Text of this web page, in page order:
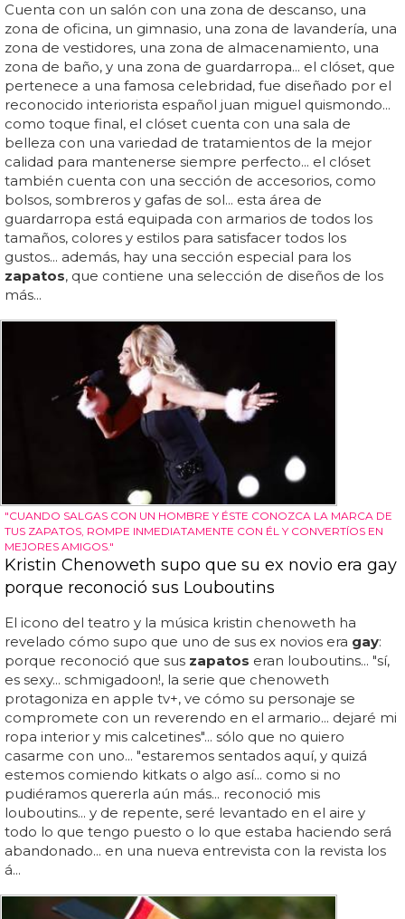
Cuenta con un salón con una zona de descanso, una
zona de oficina, un gimnasio, una zona de lavandería, una
zona de vestidores, una zona de almacenamiento, una
zona de baño, y una zona de guardarropa... el clóset, que
pertenece a una famosa celebridad, fue diseñado por el
reconocido interiorista español juan miguel quismondo...
como toque final, el clóset cuenta con una sala de
belleza con una variedad de tratamientos de la mejor
calidad para mantenerse siempre perfecto... el clóset
también cuenta con una sección de accesorios, como
bolsos, sombreros y gafas de sol... esta área de
guardarropa está equipada con armarios de todos los
tamaños, colores y estilos para satisfacer todos los
gustos... además, hay una sección especial para los
zapatos, que contiene una selección de diseños de los
más...
"CUANDO SALGAS CON UN HOMBRE Y ÉSTE CONOZCA LA MARCA DE
TUS ZAPATOS, ROMPE INMEDIATAMENTE CON ÉL Y CONVERTÍOS EN
MEJORES AMIGOS."
Kristin Chenoweth supo que su ex novio era gay
porque reconoció sus Louboutins
El icono del teatro y la música kristin chenoweth ha
revelado cómo supo que uno de sus ex novios era gay:
porque reconoció que sus zapatos eran louboutins... "sí,
es sexy... schmigadoon!, la serie que chenoweth
protagoniza en apple tv+, ve cómo su personaje se
compromete con un reverendo en el armario... dejaré mi
ropa interior y mis calcetines"... sólo que no quiero
casarme con uno... "estaremos sentados aquí, y quizá
estemos comiendo kitkats o algo así... como si no
pudiéramos quererla aún más... reconoció mis
louboutins... y de repente, seré levantado en el aire y
todo lo que tengo puesto o lo que estaba haciendo será
abandonado... en una nueva entrevista con la revista los
á...